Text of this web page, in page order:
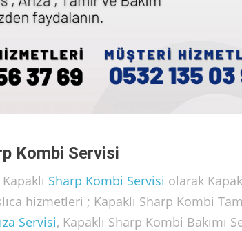
Kombi Servisi
Sharp Kombi Servisi olarak
hizmetleri ; Kapaklı Sharp Kombi
Servisi, Kapaklı Sharp Kombi Bakımı